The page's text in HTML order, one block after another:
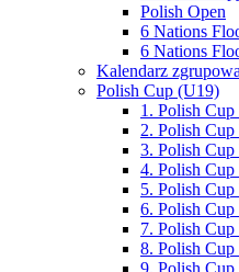
Polish Open
6 Nations
6 Nations
Kalendarz
Polish Cup (U19)
1. Polish
2. Polish
3. Polish
4. Polish
5. Polish
6. Polish
7. Polish
8. Polish
9. Polish